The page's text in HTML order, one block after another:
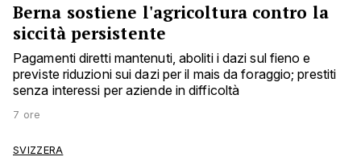
Berna sostiene l'agricoltura contro la
siccità persistente
Pagamenti diretti mantenuti, aboliti i dazi sul fieno e
previste riduzioni sui dazi per il mais da foraggio; prestiti
senza interessi per aziende in difficoltà
7 ore
SVIZZERA